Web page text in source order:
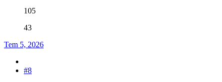
105
43
Tem 5, 2026
#8